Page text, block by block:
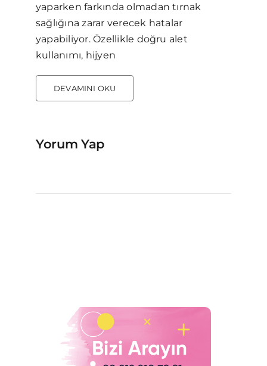
yaparken farkında olmadan tırnak
sağlığına zarar verecek hatalar
yapabiliyor. Özellikle doğru alet
kullanımı, hijyen
DEVAMINI OKU
Yorum Yap